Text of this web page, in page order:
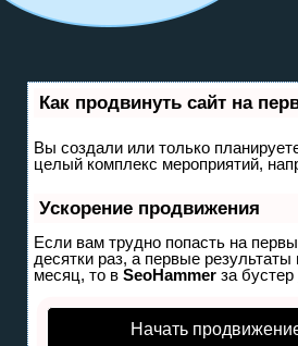
Как продвинуть сайт на
Вы создали или только
целый комплекс мероприятий,
Ускорение продвижения
Если вам трудно попасть на
десятки раз, а первые
месяц, то в SeoHammer за бустер
Начать